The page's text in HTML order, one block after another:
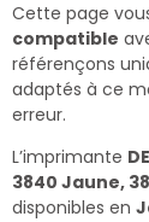
Cette page
compatible
référençons
adaptés à ce
erreur.
L’imprimante
3840 Jaune,
disponibles en